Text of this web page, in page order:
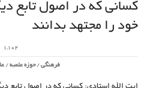
کسانی که در اصول تابع
خود را مجتهد بدانند
1,102
فرهنگی /حوزه علمیه /